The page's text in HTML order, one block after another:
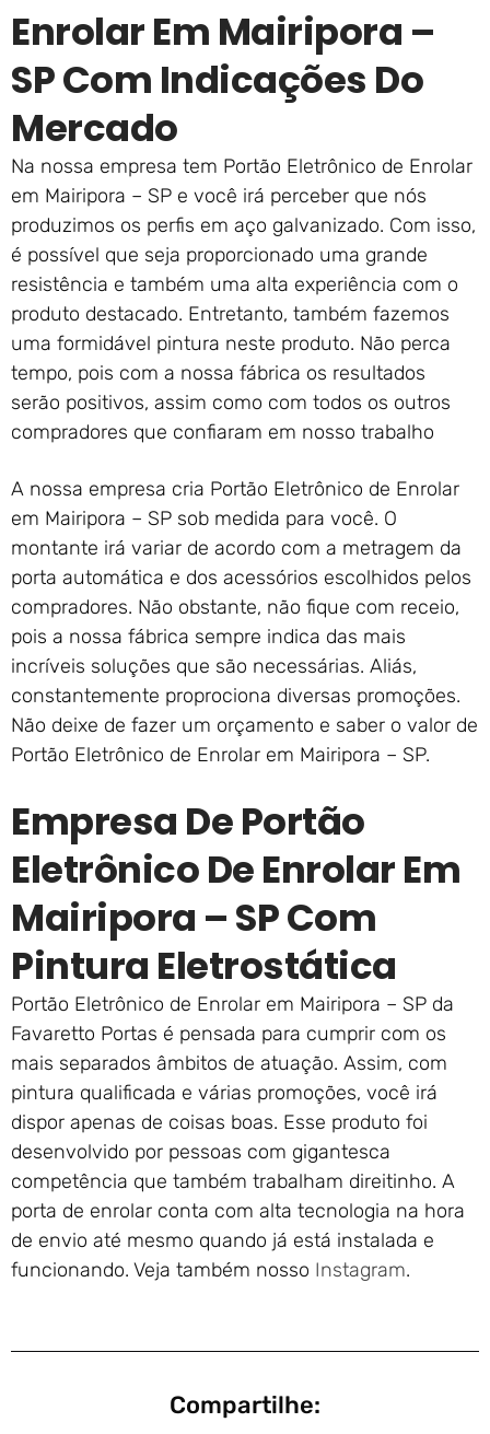
Enrolar Em Mairipora –
SP Com Indicações Do
Mercado
Na nossa empresa tem Portão Eletrônico de Enrolar
em Mairipora – SP e você irá perceber que nós
produzimos os perfis em aço galvanizado. Com isso,
é possível que seja proporcionado uma grande
resistência e também uma alta experiência com o
produto destacado. Entretanto, também fazemos
uma formidável pintura neste produto. Não perca
tempo, pois com a nossa fábrica os resultados
serão positivos, assim como com todos os outros
compradores que confiaram em nosso trabalho
A nossa empresa cria Portão Eletrônico de Enrolar
em Mairipora – SP sob medida para você. O
montante irá variar de acordo com a metragem da
porta automática e dos acessórios escolhidos pelos
compradores. Não obstante, não fique com receio,
pois a nossa fábrica sempre indica das mais
incríveis soluções que são necessárias. Aliás,
constantemente proprociona diversas promoções.
Não deixe de fazer um orçamento e saber o valor de
Portão Eletrônico de Enrolar em Mairipora – SP.
Empresa De Portão
Eletrônico De Enrolar Em
Mairipora – SP Com
Pintura Eletrostática
Portão Eletrônico de Enrolar em Mairipora – SP da
Favaretto Portas é pensada para cumprir com os
mais separados âmbitos de atuação. Assim, com
pintura qualificada e várias promoções, você irá
dispor apenas de coisas boas. Esse produto foi
desenvolvido por pessoas com gigantesca
competência que também trabalham direitinho. A
porta de enrolar conta com alta tecnologia na hora
de envio até mesmo quando já está instalada e
funcionando. Veja também nosso Instagram.
Compartilhe: